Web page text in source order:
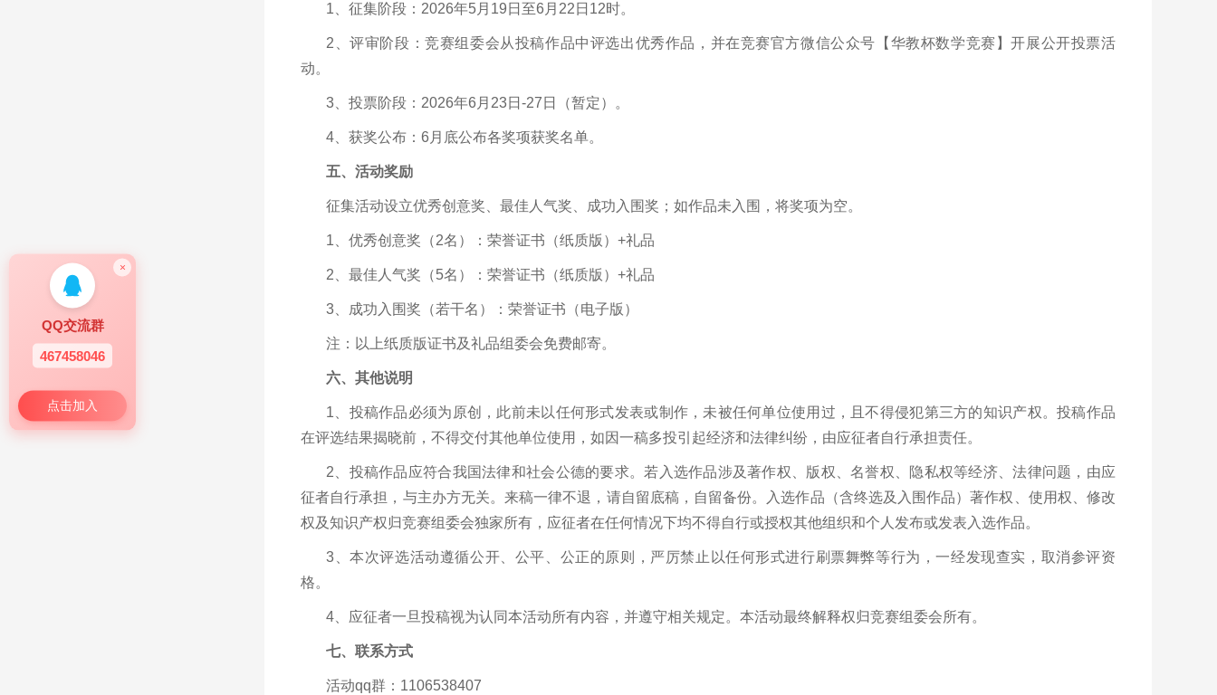
1、征集阶段：2026年5月19日至6月22日12时。
2、评审阶段：竞赛组委会从投稿作品中评选出优秀作品，并在竞赛官方微信公众号【华教杯数学竞赛】开展公开投票活
动。
3、投票阶段：2026年6月23日-27日（暂定）。
4、获奖公布：6月底公布各奖项获奖名单。
五、活动奖励
征集活动设立优秀创意奖、最佳人气奖、成功入围奖；如作品未入围，将奖项为空。
1、优秀创意奖（2名）：荣誉证书（纸质版）+礼品
2、最佳人气奖（5名）：荣誉证书（纸质版）+礼品
3、成功入围奖（若干名）：荣誉证书（电子版）
注：以上纸质版证书及礼品组委会免费邮寄。
六、其他说明
1、投稿作品必须为原创，此前未以任何形式发表或制作，未被任何单位使用过，且不得侵犯第三方的知识产权。投稿作品
在评选结果揭晓前，不得交付其他单位使用，如因一稿多投引起经济和法律纠纷，由应征者自行承担责任。
2、投稿作品应符合我国法律和社会公德的要求。若入选作品涉及著作权、版权、名誉权、隐私权等经济、法律问题，由应
征者自行承担，与主办方无关。来稿一律不退，请自留底稿，自留备份。入选作品（含终选及入围作品）著作权、使用权、修改
权及知识产权归竞赛组委会独家所有，应征者在任何情况下均不得自行或授权其他组织和个人发布或发表入选作品。
3、本次评选活动遵循公开、公平、公正的原则，严厉禁止以任何形式进行刷票舞弊等行为，一经发现查实，取消参评资
格。
4、应征者一旦投稿视为认同本活动所有内容，并遵守相关规定。本活动最终解释权归竞赛组委会所有。
七、联系方式
活动qq群：1106538407
×
QQ交流群
467458046
点击加入